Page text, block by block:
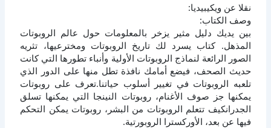
نقلا عن ويكيبيديا:
وصف الكتاب:
بين يديك دليل مثير يزخر بالمعلومات حول عالم الروبوتات
المذهل. كتاب يسرد لك تاريخ الروبوتات ومخترعيها، تثريه
الصور الرائعة لنماذج الروبوتات الأولية وأنباء تطورها التي كانت
حديث الصحف، فيضع أمامك نافذة تطل منها على الدور الذي
تلعبه الروبوتات في تغيير أسلوب حياتنا.تعرف على روبوتات
يمكنها جز صوف الأغنام، روبوتات النينجا التي يمكنها تسلق
الجدرانكيف تتعلم الروبوتات من البشر، روبوتات يمكن التحكم
فيها عن بعد، الأوركسترا الروبورتية.